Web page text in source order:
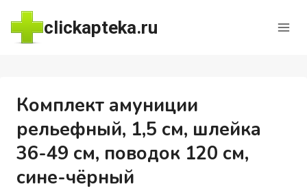
Перейти
содержимому
clickapteka.ru
Комплект амуниции
рельефный, 1,5 см, шлейка
36-49 см, поводок 120 см,
сине-чёрный